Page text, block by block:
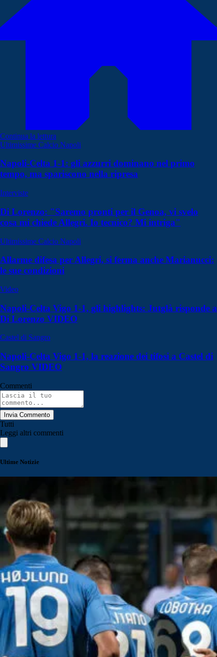
Continua la lettura
Ultimissime Calcio Napoli
Napoli-Celta 1-1: gli azzurri dominano nel primo
tempo, ma spariscono nella ripresa
Interviste
Di Lorenzo: "Saremo pronti per il Genoa, vi svelo
cosa mi chiede Allegri. Io tecnico? Mi intriga"
Ultimissime Calcio Napoli
Allarme difesa per Allegri, si ferma anche Marianucci:
le sue condizioni
Video
Napoli-Celta Vigo 1-1, gli highlights: Jutglà risponde a
Di Lorenzo VIDEO
Castel di Sangro
Napoli-Celta Vigo 1-1, la reazione dei tifosi a Castel di
Sangro VIDEO
Commenti
Invia Commento
Tutti
Leggi altri commenti
Ultime Notizie